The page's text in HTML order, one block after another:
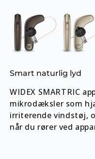
Smart naturlig lyd
WIDEX SMARTRIC
mikrodæksler som
irriterende vindstøj,
når du rører ved